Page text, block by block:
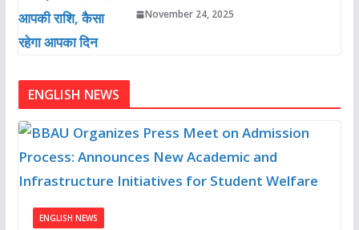
November 24, 2025
ENGLISH NEWS
ENGLISH NEWS